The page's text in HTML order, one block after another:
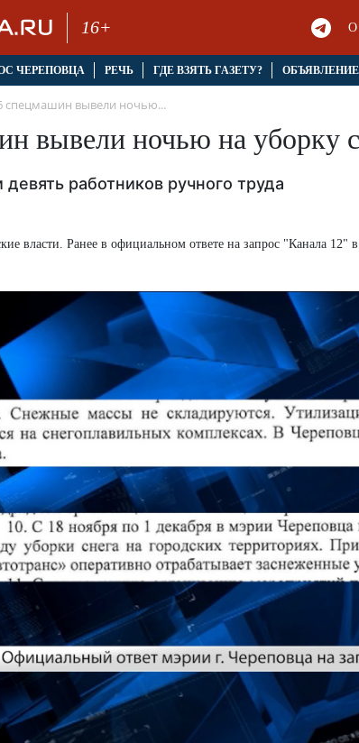
16+ О
ЧЕРЕПОВЦА РЕЧЬ ГДЕ ВЗЯТЬ ГАЗЕТУ? ОБЪЯВЛЕНИЕ
спецмашин вывели ночью...
вывели ночью на уборку
работников ручного труда
власти. Ранее в официальном ответе на запрос "Канала